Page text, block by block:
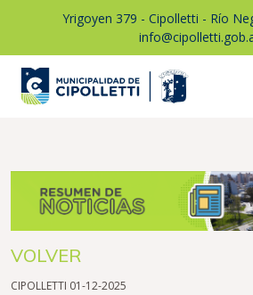
Yrigoyen 379 - Cipolletti - Río
VOLVER
CIPOLLETTI 01-12-2025